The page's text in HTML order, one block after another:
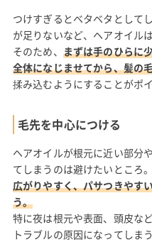
つけすぎるとベタベタとして
が足りないなど、ヘアオイル
そのため、 まずは手のひらに
全体になじませてから、髪の
揉み込むようにすることがポ
毛先を中心につける
ヘアオイルが根元に近い部分
てしまうのは避けたいところ。
広がりやすく、パサつきやす
う。
特に夜は根元や表面、頭皮な
トラブルの原因になってしま